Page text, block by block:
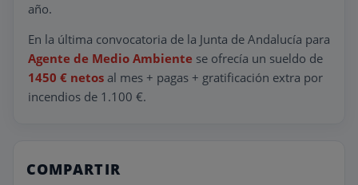
año.
En la última convocatoria de la Junta de Andalucía para
Agente de Medio Ambiente se ofrecía un sueldo de
1450 € netos al mes + pagas + gratificación extra por
incendios de 1.100 €.
COMPARTIR